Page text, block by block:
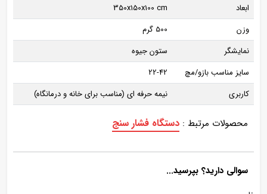
ابعاد
350x150x100 cm
وزن
500 گرم
نمایشگر
ستون جیوه
سایز مناسب بازو/مچ
22-42
کاربری
نیمه حرفه ای (مناسب برای خانه و درمانگاه)
محصولات مرتبط : دستگاه فشار سنج
سوالی دارید؟ بپرسید...